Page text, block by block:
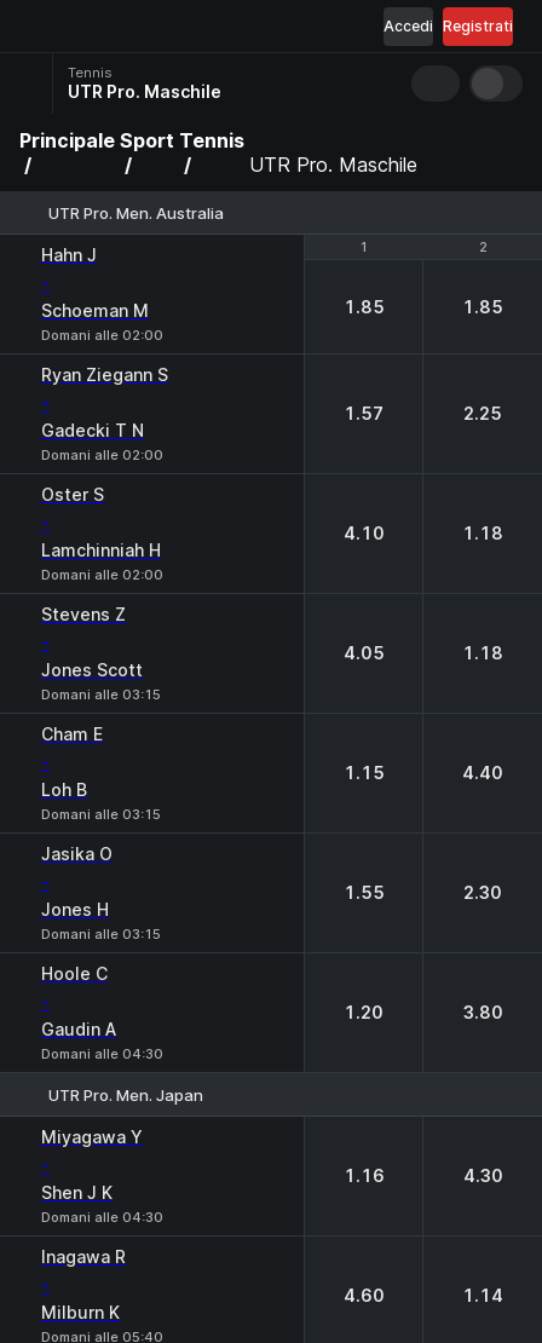
Registrati
Accedi
Tennis
UTR Pro. Maschile
Principale Sport Tennis
UTR Pro. Maschile
UTR Pro. Men. Australia
1 2
Hahn J
-
Schoeman M
Domani alle 02:00
1 2
1.85 1.85
Ryan Ziegann S
-
Gadecki T N
Domani alle 02:00
1.57 2.25
Oster S
-
Lamchinniah H
Domani alle 02:00
4.10 1.18
Stevens Z
-
Jones Scott
Domani alle 03:15
4.05 1.18
Cham E
-
Loh B
Domani alle 03:15
1.15 4.40
Jasika O
-
Jones H
Domani alle 03:15
1.55 2.30
Hoole C
-
Gaudin A
Domani alle 04:30
1.20 3.80
UTR Pro. Men. Japan
Miyagawa Y
-
Shen J K
Domani alle 04:30
1.16 4.30
Inagawa R
-
Milburn K
Domani alle 05:40
4.60 1.14